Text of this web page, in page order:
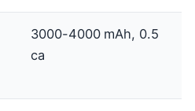
3000-4000 mAh, 0.5
ca